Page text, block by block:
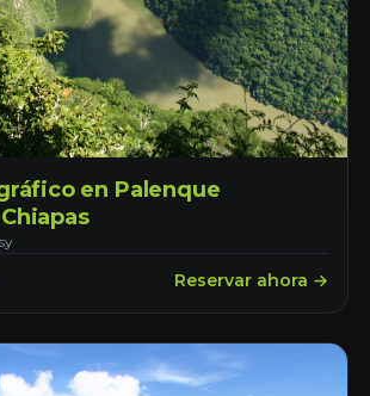
en Palenque
Reservar ahora →